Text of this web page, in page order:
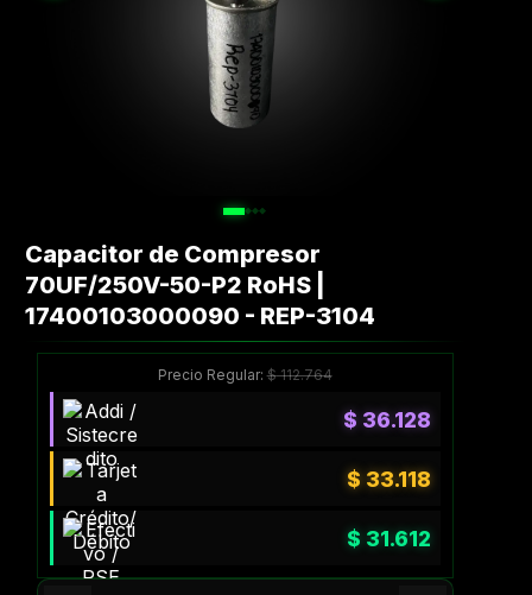
Capacitor de Compresor
70UF/250V-50-P2 RoHS |
17400103000090 - REP-3104
Precio Regular:$112.764
$ 36.128
$ 33.118
$ 31.612